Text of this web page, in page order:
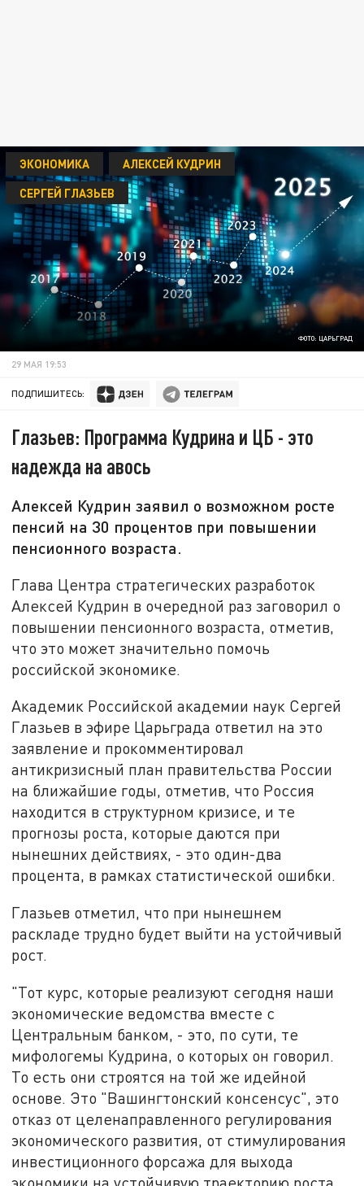
ФОТО: ЦАРЬГРАД
ЭКОНОМИКА
АЛЕКСЕЙ КУДРИН
СЕРГЕЙ ГЛАЗЬЕВ
29 МАЯ 19:53
ПОДПИШИТЕСЬ:
Глазьев: Программа Кудрина и ЦБ - это
надежда на авось
Алексей Кудрин заявил о возможном росте
пенсий на 30 процентов при повышении
пенсионного возраста.
Глава Центра стратегических разработок
Алексей Кудрин в очередной раз заговорил о
повышении пенсионного возраста, отметив,
что это может значительно помочь
российской экономике.
Академик Российской академии наук Сергей
Глазьев в эфире Царьграда ответил на это
заявление и прокомментировал
антикризисный план правительства России
на ближайшие годы, отметив, что Россия
находится в структурном кризисе, и те
прогнозы роста, которые даются при
нынешних действиях, - это один-два
процента, в рамках статистической ошибки.
Глазьев отметил, что при нынешнем
раскладе трудно будет выйти на устойчивый
рост.
"Тот курс, которые реализуют сегодня наши
экономические ведомства вместе с
Центральным банком, - это, по сути, те
мифологемы Кудрина, о которых он говорил.
То есть они строятся на той же идейной
основе. Это "Вашингтонский консенсус",это
отказ от целенаправленного регулирования
экономического развития, от стимулирования
инвестиционного форсажа для выхода
экономики на устойчивую траекторию роста.